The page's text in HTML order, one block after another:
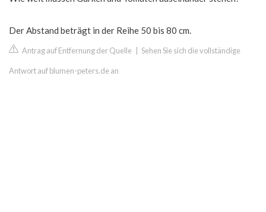
Der Abstand beträgt in der Reihe 50 bis 80 cm.
Antrag auf Entfernung der Quelle Sehen Sie sich die vollständige
Antwort auf blumen-peters.de an